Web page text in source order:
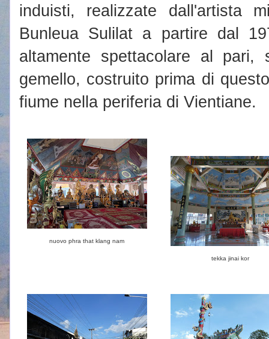
induisti, realizzate dall'artista
Bunleua Sulilat a partire dal
altamente spettacolare al
gemello, costruito prima di
fiume nella periferia di Vientiane.
nuovo phra that klang nam
tekka jinai kor